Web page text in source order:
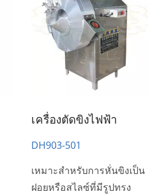
เครื่องตัดขิงไฟฟ้า
DH903-501
เหมาะสำหรับการหั่นขิงเป็น
ฝอยหรือสไลซ์ที่มีรูปทรง